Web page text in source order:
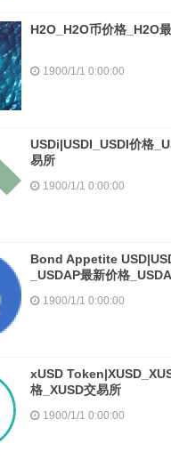
H2O_H2O币价格_H2O
1900/1/1 0:00:00
USDi|USDI_USDI价格
易所
1900/1/1 0:00:00
Bond Appetite
_USDAP最新价格
1900/1/1 0:00:00
xUSD
格_XUSD交易所
1900/1/1 0:00:00